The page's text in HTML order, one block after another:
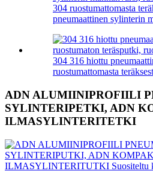
304 ruostumattomasta
pneumaattinen sylinterin
304 316 hiottu
ruostumattomasta
ADN ALUMIINIPROFIILI
SYLINTERIPETKI, ADN
ILMASYLINTERITETKI